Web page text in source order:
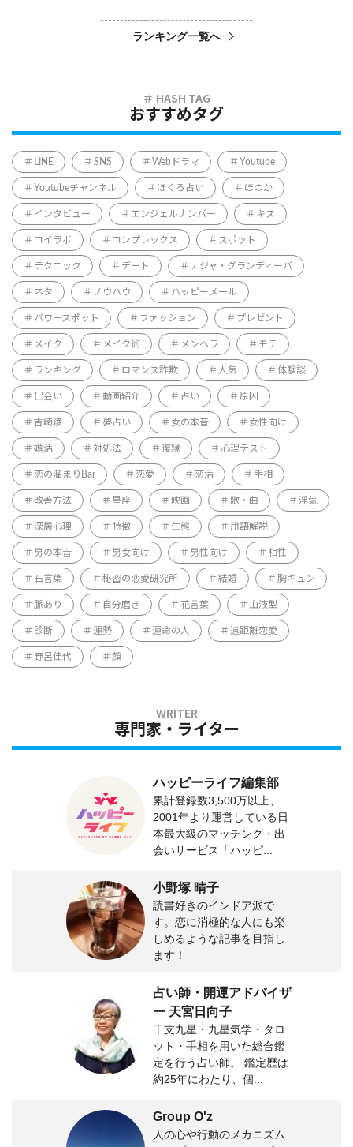
ランキング一覧へ
おすすめタグ
LINE SNS Webドラマ Youtube
Youtubeチャンネル ほくろ占い ほのか
インタビュー エンジェルナンバー キス
コイラボ コンプレックス スポット
テクニック デート ナジャ・グランディーバ
ネタ ノウハウ ハッピーメール
パワースポット ファッション プレゼント
メイク メイク術 メンヘラ モテ
ランキング ロマンス詐欺 人気 体験談
出会い 動画紹介 占い 原因
吉崎綾 夢占い 女の本音 女性向け
婚活 対処法 復縁 心理テスト
恋の溜まりBar 恋愛 恋活 手相
改善方法 星座 映画 歌・曲 浮気
深層心理 特徴 生態 用語解説
男の本音 男女向け 男性向け 相性
石言葉 秘密の恋愛研究所 結婚 胸キュン
脈あり 自分磨き 花言葉 血液型
診断 運勢 運命の人 遠距離恋愛
野呂佳代 顔
専門家・ライター
ハッピーライフ編集部
累計登録数3,500万以上、
2001年より運営している日
本最大級のマッチング・出
会いサービス「ハッピ...
小野塚 晴子
読書好きのインドア派で
す。恋に消極的な人にも楽
しめるような記事を目指し
ます！
占い師・開運アドバイザ
ー 天宮日向子
干支九星・九星気学・タロ
ット・手相を用いた総合鑑
定を行う占い師。 鑑定歴は
約25年にわたり、個...
Group O'z
人の心や行動のメカニズム